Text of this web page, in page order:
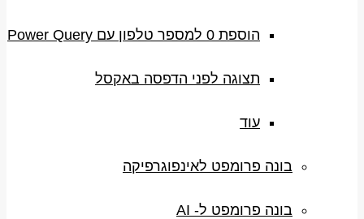
הוספת 0 למספר טלפון עם Power Query
תצוגה לפני הדפסה באקסל
עוד
בונה פרומפט לאינפוגרפיקה
בונה פרומפט ל- AI